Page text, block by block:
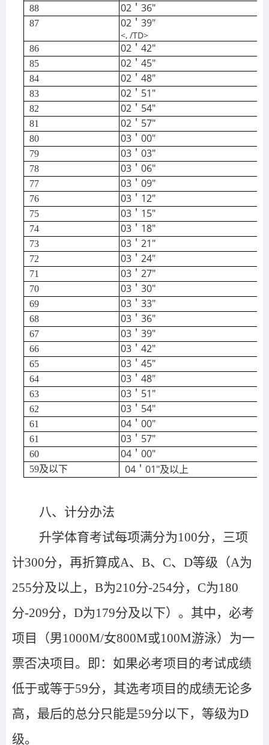
88 02＇36″
87 02＇39″
<, /TD>
86 02＇42″
85 02＇45″
84 02＇48″
83 02＇51″
82 02＇54″
81 02＇57″
80 03＇00″
79 03＇03″
78 03＇06″
77 03＇09″
76 03＇12″
75 03＇15″
74 03＇18″
73 03＇21″
72 03＇24″
71 03＇27″
70 03＇30″
69 03＇33″
68 03＇36″
67 03＇39″
66 03＇42″
65 03＇45″
64 03＇48″
63 03＇51″
62 03＇54″
61 04＇00″
61 03＇57″
60 04＇00″
59及以下 04＇01″及以上
八、计分办法
升学体育考试每项满分为100分，三项
计300分，再折算成A、B、C、D等级（A为
255分及以上，B为210分-254分，C为180
分-209分，D为179分及以下）。其中，必考
项目（男1000M/女800M或100M游泳）为一
票否决项目。即：如果必考项目的考试成绩
低于或等于59分，其选考项目的成绩无论多
高，最后的总分只能是59分以下，等级为D
级。